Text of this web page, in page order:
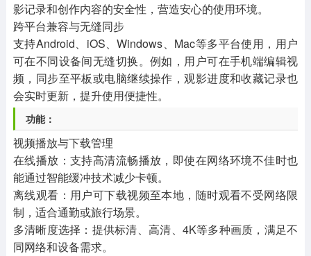
影记录和创作内容的安全性，营造安心的使用环境。
跨平台兼容与无缝同步
支持Android、iOS、Windows、Mac等多平台使用，用户
可在不同设备间无缝切换。例如，用户可在手机端编辑视
频，同步至平板或电脑继续操作，观影进度和收藏记录也
会实时更新，提升使用便捷性。
功能：
视频播放与下载管理
在线播放：支持高清流畅播放，即使在网络环境不佳时也
能通过智能缓冲技术减少卡顿。
离线观看：用户可下载视频至本地，随时观看不受网络限
制，适合通勤或旅行场景。
多清晰度选择：提供标清、高清、4K等多种画质，满足不
同网络和设备需求。